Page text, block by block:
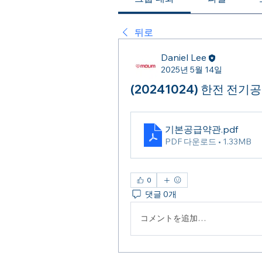
뒤로
Daniel Lee
2025년 5월 14일
(20241024) 한전 전기
기본공급약관.pdf
PDF 다운로드 • 1.33MB
0
댓글 0개
コメントを追加…